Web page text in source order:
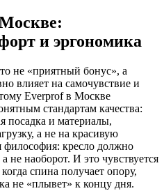
и эргономика
не «приятный бонус», а
влияет на самочувствие и
Everprof в Москве
стандартам качества:
посадка и материалы,
а не на красивую
философия: кресло должно
не наоборот. И это чувствуется
спина получает опору,
не «плывет» к концу дня.